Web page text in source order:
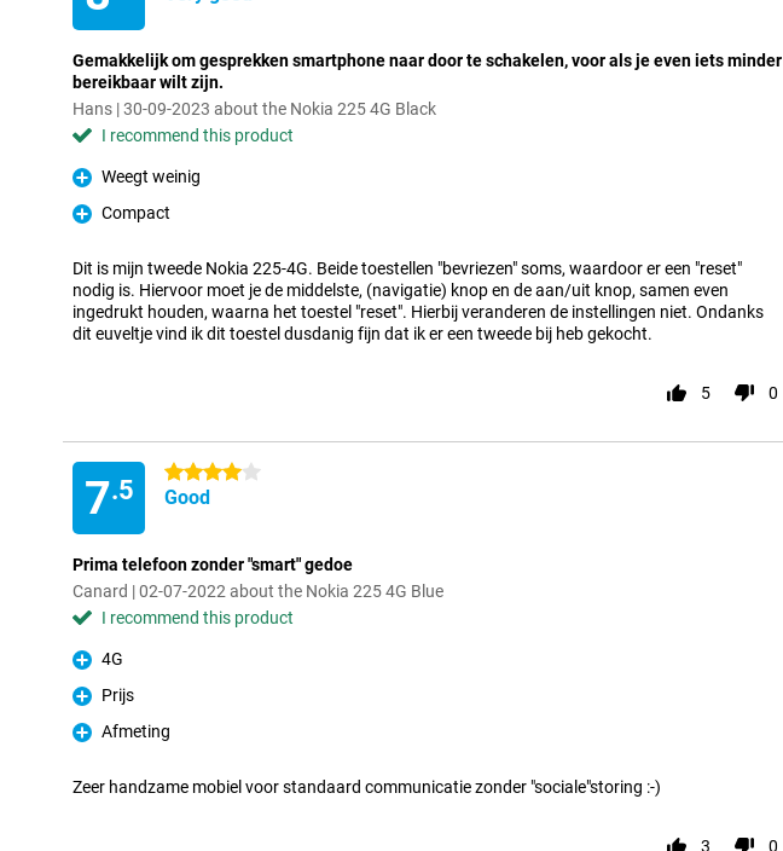
Gemakkelijk om gesprekken smartphone naar door te schakelen, voor als je even iets minder
bereikbaar wilt zijn.
Hans | 30-09-2023 about the Nokia 225 4G Black
I recommend this product
Pro
Weegt weinig
Pro
Compact
Dit is mijn tweede Nokia 225-4G. Beide toestellen "bevriezen" soms, waardoor er een "reset"
nodig is. Hiervoor moet je de middelste, (navigatie) knop en de aan/uit knop, samen even
ingedrukt houden, waarna het toestel "reset". Hierbij veranderen de instellingen niet. Ondanks
dit euveltje vind ik dit toestel dusdanig fijn dat ik er een tweede bij heb gekocht.
5 0
7.5
4 stars
Good
Prima telefoon zonder "smart" gedoe
Canard | 02-07-2022 about the Nokia 225 4G Blue
I recommend this product
Pro
4G
Pro
Prijs
Pro
Afmeting
Zeer handzame mobiel voor standaard communicatie zonder "sociale"storing :-)
3 0